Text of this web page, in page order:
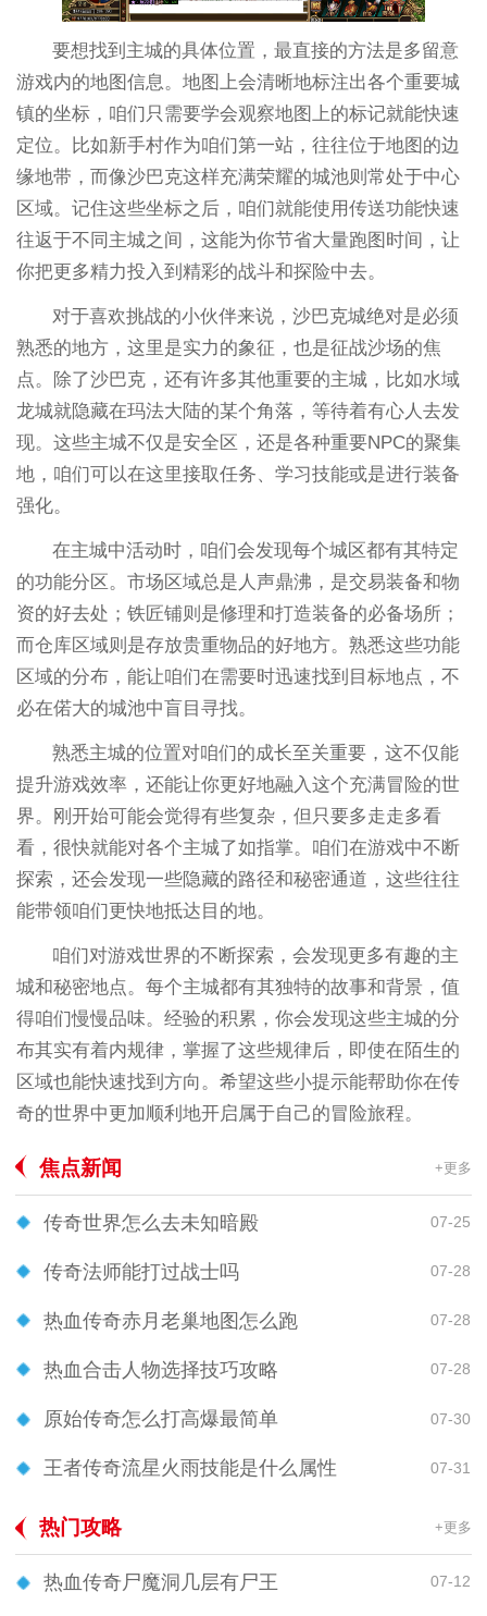
要想找到主城的具体位置，最直接的方法是多留意
游戏内的地图信息。地图上会清晰地标注出各个重要城
镇的坐标，咱们只需要学会观察地图上的标记就能快速
定位。比如新手村作为咱们第一站，往往位于地图的边
缘地带，而像沙巴克这样充满荣耀的城池则常处于中心
区域。记住这些坐标之后，咱们就能使用传送功能快速
往返于不同主城之间，这能为你节省大量跑图时间，让
你把更多精力投入到精彩的战斗和探险中去。
对于喜欢挑战的小伙伴来说，沙巴克城绝对是必须
熟悉的地方，这里是实力的象征，也是征战沙场的焦
点。除了沙巴克，还有许多其他重要的主城，比如水域
龙城就隐藏在玛法大陆的某个角落，等待着有心人去发
现。这些主城不仅是安全区，还是各种重要NPC的聚集
地，咱们可以在这里接取任务、学习技能或是进行装备
强化。
在主城中活动时，咱们会发现每个城区都有其特定
的功能分区。市场区域总是人声鼎沸，是交易装备和物
资的好去处；铁匠铺则是修理和打造装备的必备场所；
而仓库区域则是存放贵重物品的好地方。熟悉这些功能
区域的分布，能让咱们在需要时迅速找到目标地点，不
必在偌大的城池中盲目寻找。
熟悉主城的位置对咱们的成长至关重要，这不仅能
提升游戏效率，还能让你更好地融入这个充满冒险的世
界。刚开始可能会觉得有些复杂，但只要多走走多看
看，很快就能对各个主城了如指掌。咱们在游戏中不断
探索，还会发现一些隐藏的路径和秘密通道，这些往往
能带领咱们更快地抵达目的地。
咱们对游戏世界的不断探索，会发现更多有趣的主
城和秘密地点。每个主城都有其独特的故事和背景，值
得咱们慢慢品味。经验的积累，你会发现这些主城的分
布其实有着内规律，掌握了这些规律后，即使在陌生的
区域也能快速找到方向。希望这些小提示能帮助你在传
奇的世界中更加顺利地开启属于自己的冒险旅程。
焦点新闻 +更多
传奇世界怎么去未知暗殿 07-25
传奇法师能打过战士吗 07-28
热血传奇赤月老巢地图怎么跑 07-28
热血合击人物选择技巧攻略 07-28
原始传奇怎么打高爆最简单 07-30
王者传奇流星火雨技能是什么属性 07-31
热门攻略 +更多
热血传奇尸魔洞几层有尸王 07-12